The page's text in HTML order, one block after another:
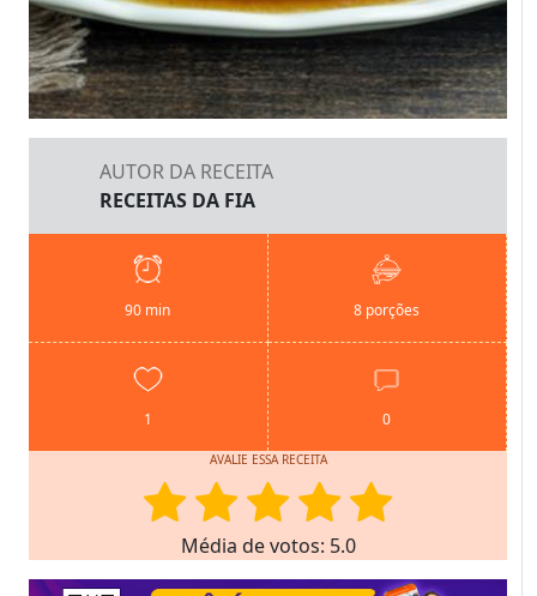
AUTOR DA RECEITA
RECEITAS DA FIA
90 min 8 porções
1 0
AVALIE ESSA RECEITA
Média de votos: 5.0